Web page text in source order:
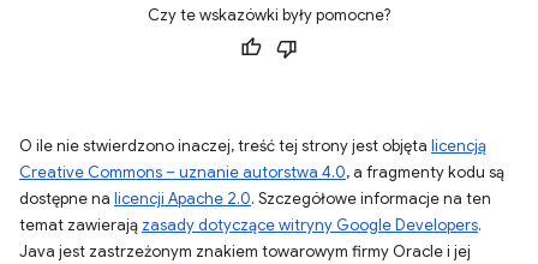
Czy te wskazówki były pomocne?
O ile nie stwierdzono inaczej, treść tej strony jest objęta licencją
Creative Commons – uznanie autorstwa 4.0, a fragmenty kodu są
dostępne na licencji Apache 2.0. Szczegółowe informacje na ten
temat zawierają zasady dotyczące witryny Google Developers.
Java jest zastrzeżonym znakiem towarowym firmy Oracle i jej